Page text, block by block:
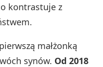
kontrastuje z
małżonką
synów. Od 2018